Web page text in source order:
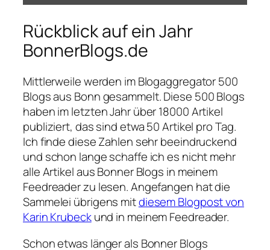
Rückblick auf ein Jahr
BonnerBlogs.de
Mittlerweile werden im Blogaggregator 500
Blogs aus Bonn gesammelt. Diese 500 Blogs
haben im letzten Jahr über 18000 Artikel
publiziert, das sind etwa 50 Artikel pro Tag.
Ich finde diese Zahlen sehr beeindruckend
und schon lange schaffe ich es nicht mehr
alle Artikel aus Bonner Blogs in meinem
Feedreader zu lesen. Angefangen hat die
Sammelei übrigens mitdiesem Blogpost von
Karin Krubeckund in meinem Feedreader.
Schon etwas länger als Bonner Blogs